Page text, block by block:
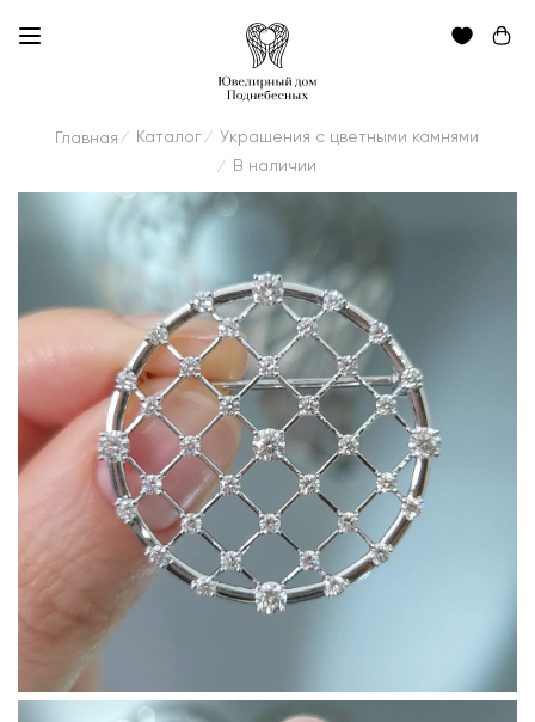
Главная / Каталог / Украшения с цветными камнями
/ В наличии